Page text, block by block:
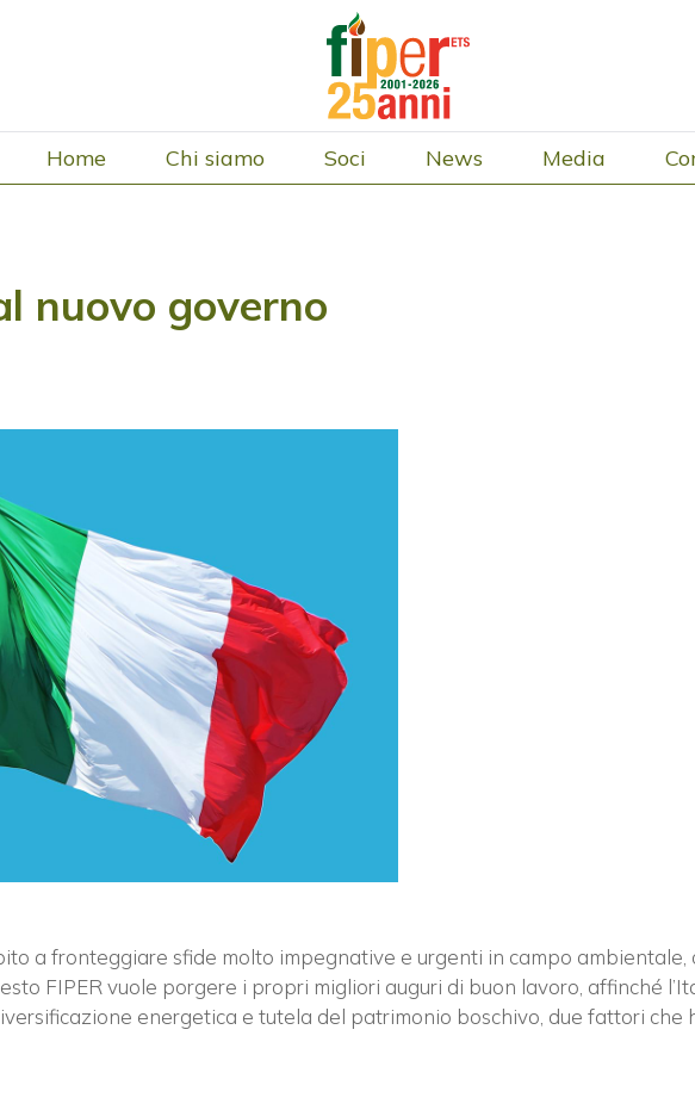
Home Chi siamo Soci News Media
nuovo governo
a fronteggiare sfide molto impegnative e urgenti in campo ambientale,
FIPER vuole porgere i propri migliori auguri di buon lavoro, affinché
energetica e tutela del patrimonio boschivo, due fattori che
Vuoi restare in contatto con
FIPER e ricevere notizie e